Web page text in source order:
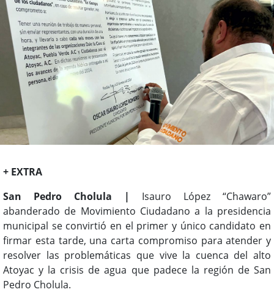
+ EXTRA
San Pedro Cholula |
Isauro López “Chawaro”
abanderado de Movimiento Ciudadano a la presidencia
municipal se convirtió en el primer y único candidato en
firmar esta tarde, una carta compromiso para atender y
resolver las problemáticas que vive la cuenca del alto
Atoyac y la crisis de agua que padece la región de San
Pedro Cholula.